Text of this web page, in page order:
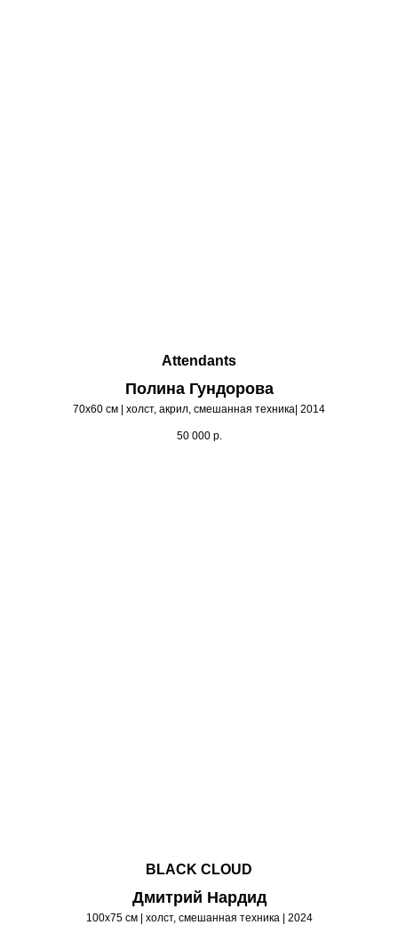
Attendants
Полина Гундорова
70х60 см | холст, акрил, смешанная техника| 2014
50 000 р.
BLACK CLOUD
Дмитрий Нардид
100х75 см | холст, смешанная техника | 2024